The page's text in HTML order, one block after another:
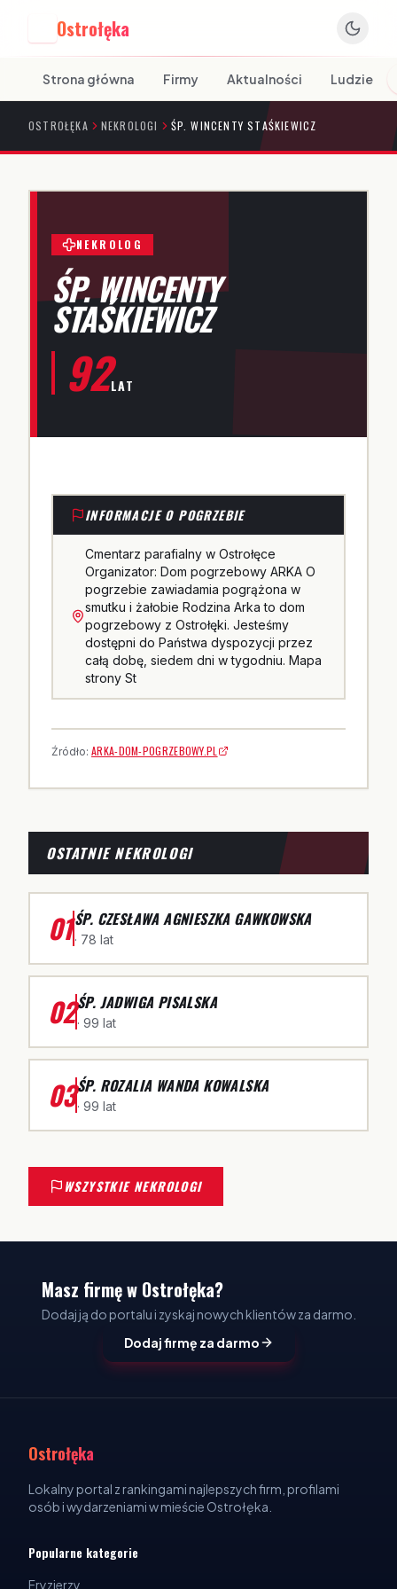
Ostrołęka
Strona główna Firmy Aktualności Ludzie
OSTROŁĘKA NEKROLOGI ŚP. WINCENTY STAŚKIEWICZ
NEKROLOG
ŚP. WINCENTY
STAŚKIEWICZ
92LAT
INFORMACJE O POGRZEBIE
Cmentarz parafialny w Ostrołęce
Organizator: Dom pogrzebowy ARKA O
pogrzebie zawiadamia pogrążona w
smutku i żałobie Rodzina Arka to dom
pogrzebowy z Ostrołęki. Jesteśmy
dostępni do Państwa dyspozycji przez
całą dobę, siedem dni w tygodniu. Mapa
strony St
Źródło: ARKA-DOM-POGRZEBOWY.PL
OSTATNIE NEKROLOGI
01ŚP. CZESŁAWA AGNIESZKA GAWKOWSKA
· 78 lat
02ŚP. JADWIGA PISALSKA
· 99 lat
03ŚP. ROZALIA WANDA KOWALSKA
· 99 lat
WSZYSTKIE NEKROLOGI
Masz firmę w Ostrołęka?
Dodaj ją do portalu i zyskaj nowych klientów za darmo.
Dodaj firmę za darmo
Ostrołęka
Lokalny portal z rankingami najlepszych firm, profilami
osób i wydarzeniami w mieście Ostrołęka.
Popularne kategorie
Fryzjerzy